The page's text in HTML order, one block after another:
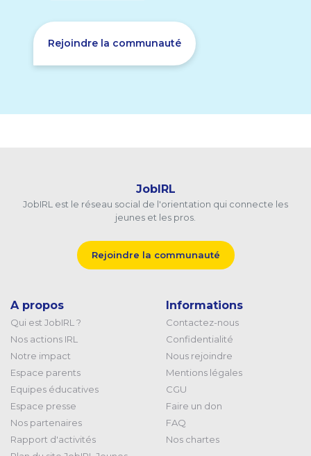
Rejoindre la communauté
JobIRL
JobIRL est le réseau social de l'orientation qui connecte les
jeunes et les pros.
Rejoindre la communauté
A propos
Qui est JobIRL ?
Nos actions IRL
Notre impact
Espace parents
Equipes éducatives
Espace presse
Nos partenaires
Rapport d'activités
Informations
Contactez-nous
Confidentialité
Nous rejoindre
Mentions légales
CGU
Faire un don
FAQ
Nos chartes